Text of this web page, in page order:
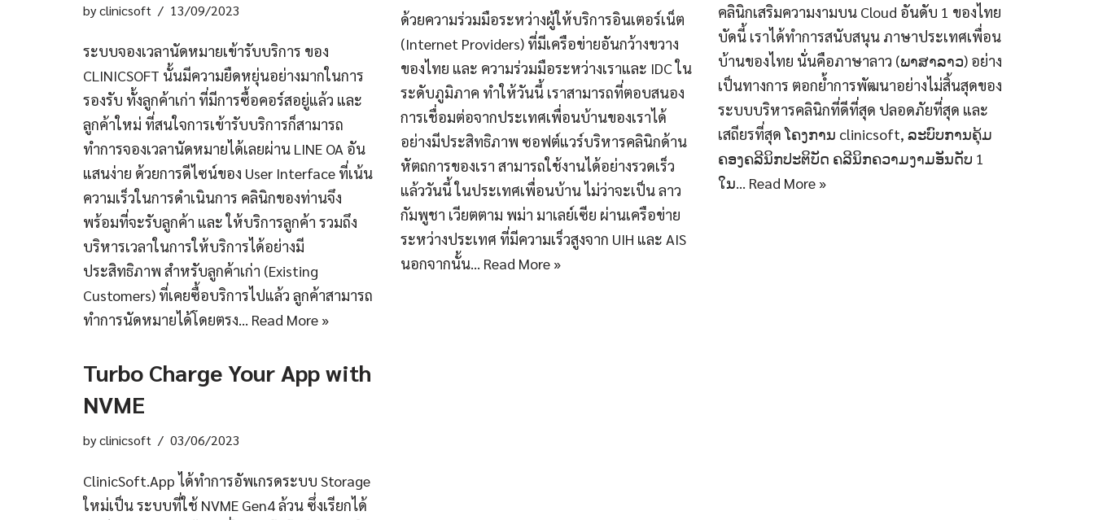
byclinicsoft 13/09/2023
ระบบจองเวลานัดหมายเข้ารับบริการ ของ
CLINICSOFT นั้นมีความยืดหยุ่นอย่างมากในการ
รองรับ ทั้งลูกค้าเก่า ที่มีการซื้อคอร์สอยู่แล้ว และ
ลูกค้าใหม่ ที่สนใจการเข้ารับบริการก็สามารถ
ทำการจองเวลานัดหมายได้เลยผ่าน LINE OA อัน
แสนง่าย ด้วยการดีไซน์ของ User Interface ที่เน้น
ความเร็วในการดำเนินการ คลินิกของท่านจึง
พร้อมที่จะรับลูกค้า และ ให้บริการลูกค้า รวมถึง
บริหารเวลาในการให้บริการได้อย่างมี
ประสิทธิภาพ สำหรับลูกค้าเก่า (Existing
Customers) ที่เคยซื้อบริการไปแล้ว ลูกค้าสามารถ
ทำการนัดหมายได้โดยตรง… Read More »
ด้วยความร่วมมือระหว่างผู้ให้บริการอินเตอร์เน็ต
(Internet Providers) ที่มีเครือข่ายอันกว้างขวาง
ของไทย และ ความร่วมมือระหว่างเราและ IDC ใน
ระดับภูมิภาค ทำให้วันนี้ เราสามารถที่ตอบสนอง
การเชื่อมต่อจากประเทศเพื่อนบ้านของเราได้
อย่างมีประสิทธิภาพ ซอฟต์แวร์บริหารคลินิกด้าน
หัตถการของเรา สามารถใช้งานได้อย่างรวดเร็ว
แล้ววันนี้ ในประเทศเพื่อนบ้าน ไม่ว่าจะเป็น ลาว
กัมพูชา เวียตตาม พม่า มาเลย์เซีย ผ่านเครือข่าย
ระหว่างประเทศ ที่มีความเร็วสูงจาก UIH และ AIS
นอกจากนั้น… Read More »
คลินิกเสริมความงามบน Cloud อันดับ 1 ของไทย
บัดนี้ เราได้ทำการสนับสนุน ภาษาประเทศเพื่อน
บ้านของไทย นั่นคือภาษาลาว (ພາສາລາວ) อย่าง
เป็นทางการ ตอกย้ำการพัฒนาอย่างไม่สิ้นสุดของ
ระบบบริหารคลินิกที่ดีที่สุด ปลอดภัยที่สุด และ
เสถียรที่สุด ໂຄງການ clinicsoft, ລະບົບການຄຸ້ມ
ຄອງຄລີນິກປະຕິບັດ ຄລີນິກຄວາມງາມອັນດັບ 1
ໃນ… Read More »
Turbo Charge Your App with
NVME
byclinicsoft 03/06/2023
ClinicSoft.App ได้ทำการอัพเกรดระบบ Storage
ใหม่เป็น ระบบที่ใช้ NVME Gen4 ล้วน ซึ่งเรียกได้